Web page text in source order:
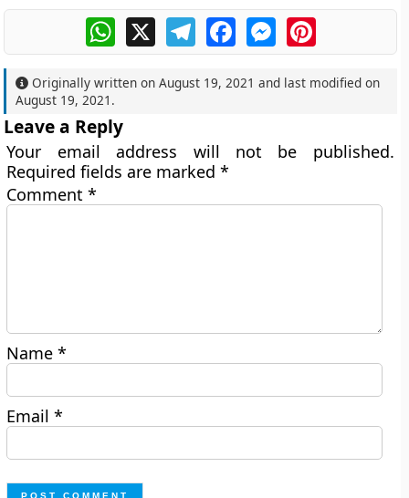
WhatsApp
X TelegramFacebookMessengerPinterest
Originally written onAugust 19, 2021 and last modified on
August 19, 2021 .
Leave a Reply
Your email address will not be published.
Required fields are marked*
Comment*
Name*
Email*